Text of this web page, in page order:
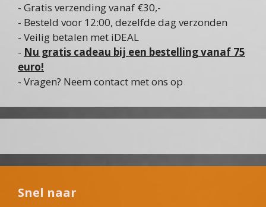
- Gratis verzending vanaf €30,-
- Besteld voor 12:00, dezelfde dag verzonden
- Veilig betalen met iDEAL
- Nu gratis cadeau bij een bestelling vanaf 75
euro!
- Vragen? Neem contact met ons op
Snel naar